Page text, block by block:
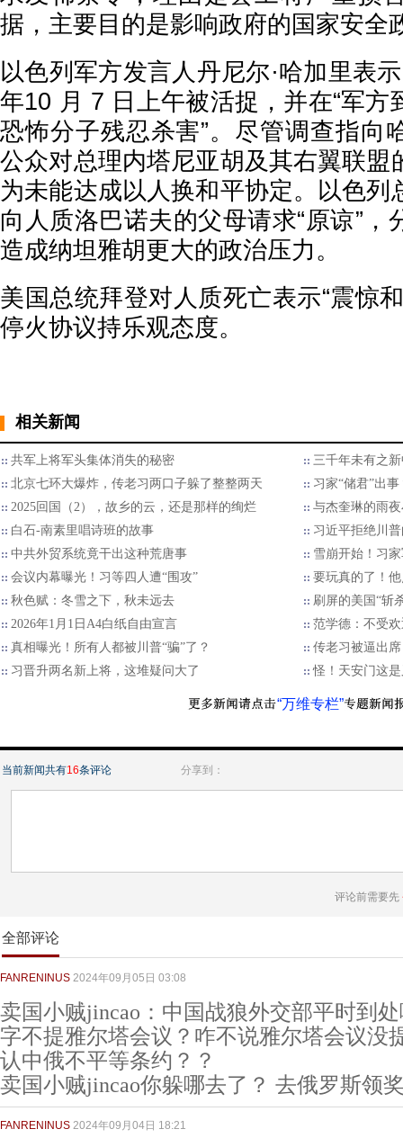
据，主要目的是影响政府的国家安全
以色列军方发言人丹尼尔·哈加里表
年10 月 7 日上午被活捉，并在“军方
恐怖分子残忍杀害”。尽管调查指向
公众对总理内塔尼亚胡及其右翼联盟
为未能达成以人换和平协定。以色列
向人质洛巴诺夫的父母请求“原谅”，
造成纳坦雅胡更大的政治压力。
美国总统拜登对人质死亡表示“震惊
停火协议持乐观态度。
相关新闻
共军上将军头集体消失的秘密
三千年未有之
北京七环大爆炸，传老习两口子躲了整整两天
习家“储君”出
2025回国（2），故乡的云，还是那样的绚烂
与杰奎琳的雨
白石-南素里唱诗班的故事
习近平拒绝川普
中共外贸系统竟干出这种荒唐事
雪崩开始！习
会议内幕曝光！习等四人遭“围攻”
要玩真的了！
秋色赋：冬雪之下，秋未远去
刷屏的美国“斩
2026年1月1日A4白纸自由宣言
范学德：不受
真相曝光！所有人都被川普“骗”了？
传老习被逼出
习晋升两名新上将，这堆疑问大了
怪！天安门这
“万维专栏”
当前新闻共有16条评论 分享到：
评论前需要先
全部评论
FANRENINUS 2024年09月05日 03:08
卖国小贼jincao：中国战狼外交部平时到
字不提雅尔塔会议？咋不说雅尔塔会议没
认中俄不平等条约？？
卖国小贼jincao你躲哪去了？ 去俄罗斯领
FANRENINUS 2024年09月04日 18:21